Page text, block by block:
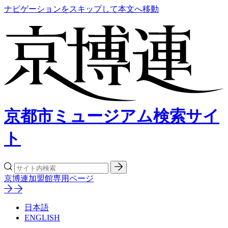
ナビゲーションをスキップして本文へ移動
京都市ミュージアム検索サイ
ト
京博連加盟館専用ページ
日本語
ENGLISH